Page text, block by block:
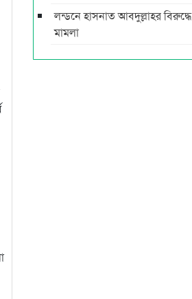
লন্ডনে হাসনাত আবদুল্লাহর বিরুদ্ধে
মামলা